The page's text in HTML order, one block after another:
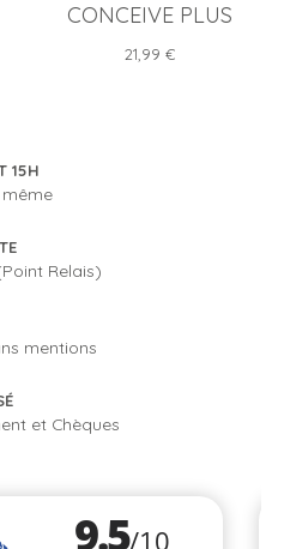
CONCEIVE PLUS
Prix
21,99 €
15H
Relais)
mentions
et Chèques